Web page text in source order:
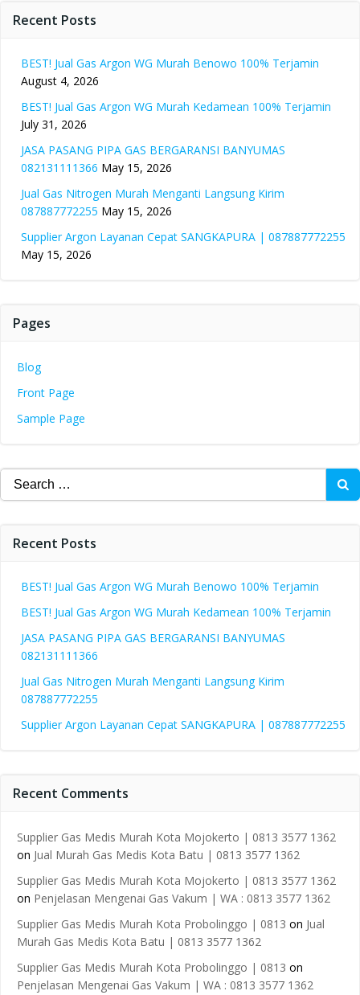
Recent Posts
BEST! Jual Gas Argon WG Murah Benowo 100% Terjamin
August 4, 2026
BEST! Jual Gas Argon WG Murah Kedamean 100% Terjamin
July 31, 2026
JASA PASANG PIPA GAS BERGARANSI BANYUMAS
082131111366 May 15, 2026
Jual Gas Nitrogen Murah Menganti Langsung Kirim
087887772255 May 15, 2026
Supplier Argon Layanan Cepat SANGKAPURA | 087887772255
May 15, 2026
Pages
Blog
Front Page
Sample Page
Search
for:
Recent Posts
BEST! Jual Gas Argon WG Murah Benowo 100% Terjamin
BEST! Jual Gas Argon WG Murah Kedamean 100% Terjamin
JASA PASANG PIPA GAS BERGARANSI BANYUMAS
082131111366
Jual Gas Nitrogen Murah Menganti Langsung Kirim
087887772255
Supplier Argon Layanan Cepat SANGKAPURA | 087887772255
Recent Comments
Supplier Gas Medis Murah Kota Mojokerto | 0813 3577 1362
on Jual Murah Gas Medis Kota Batu | 0813 3577 1362
Supplier Gas Medis Murah Kota Mojokerto | 0813 3577 1362
on Penjelasan Mengenai Gas Vakum | WA : 0813 3577 1362
Supplier Gas Medis Murah Kota Probolinggo | 0813 on Jual
Murah Gas Medis Kota Batu | 0813 3577 1362
Supplier Gas Medis Murah Kota Probolinggo | 0813 on
Penjelasan Mengenai Gas Vakum | WA : 0813 3577 1362